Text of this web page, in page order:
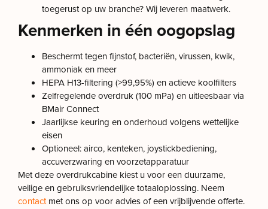
toegerust op uw branche? Wij leveren maatwerk.
Kenmerken in één oogopslag
Beschermt tegen fijnstof, bacteriën, virussen, kwik,
ammoniak en meer
HEPA H13-filtering (>99,95%) en actieve koolfilters
Zelfregelende overdruk (100 mPa) en uitleesbaar via
BMair Connect
Jaarlijkse keuring en onderhoud volgens wettelijke
eisen
Optioneel: airco, kenteken, joystickbediening,
accuverzwaring en voorzetapparatuur
Met deze overdrukcabine kiest u voor een duurzame,
veilige en gebruiksvriendelijke totaaloplossing. Neem
contactmet ons op voor advies of een vrijblijvende offerte.